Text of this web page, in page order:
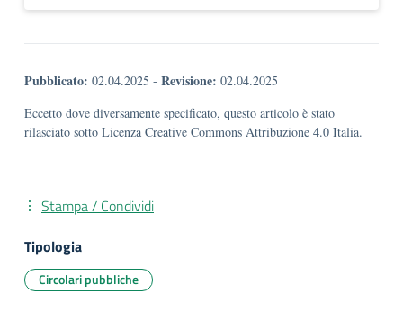
Pubblicato: 02.04.2025 - Revisione: 02.04.2025
Eccetto dove diversamente specificato, questo articolo è stato
rilasciato sotto Licenza Creative Commons Attribuzione 4.0 Italia.
Stampa / Condividi
Tipologia
Circolari pubbliche